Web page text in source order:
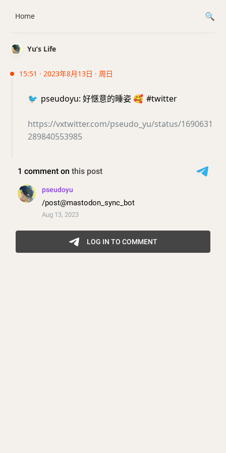
Yu’s Life
15:51 · 2023年8月13日 · 周日
🐦 pseudoyu: 好惬意的睡姿🥰 #twitter
https://vxtwitter.com/pseudo_yu/status/1690631
289840553985
Home